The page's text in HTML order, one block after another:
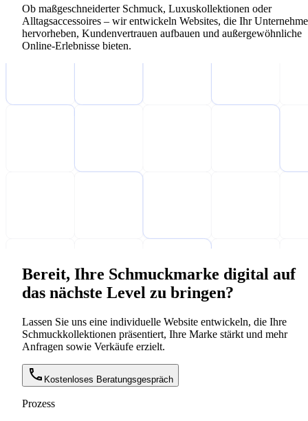
Ob maßgeschneiderter Schmuck, Luxuskollektionen oder
Alltagsaccessoires – wir entwickeln Websites, die Ihr
hervorheben, Kundenvertrauen aufbauen und außergewöhnliche
Online-Erlebnisse bieten.
Bereit, Ihre Schmuckmarke digital auf
das nächste Level zu bringen?
Lassen Sie uns eine individuelle Website entwickeln, die Ihre
Schmuckkollektionen präsentiert, Ihre Marke stärkt und mehr
Anfragen sowie Verkäufe erzielt.
Kostenloses Beratungsgespräch
Prozess